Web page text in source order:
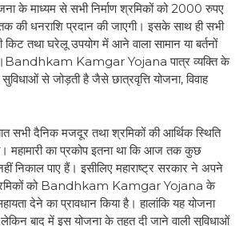
के माध्यम से सभी निर्माण श्रमिकों को 2000 रुपए
धनराशि प्रदान की जाएगी। इसके साथ ही सभी
किट तथा घरेलू उपयोग में आने वाला सामान या बर्तनों
Kamgar Yojana पात्र व्यक्ति के
से जोड़ती है जैसे छात्रवृत्ति योजना, विवाह
सभी दैनिक मजदूर तथा श्रमिकों की आर्थिक स्थिति
महामारी का प्रकोप इतना था कि आज तक कुछ
निकाल पाए हैं। इसीलिए महाराष्ट्र सरकार ने अपने
श्रमिकों को Bandhkam Kamgar Yojana के
देने का प्रावधान किया है। हालांकि यह योजना
बाद में इस योजना के तहत दी जाने वाली सुविधाओं